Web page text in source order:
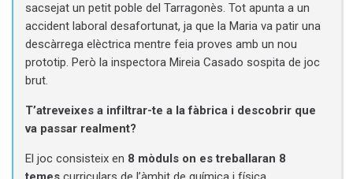
sacsejat un petit poble del Tarragonès. Tot apunta a un
accident laboral desafortunat, ja que la Maria va patir una
descàrrega elèctrica mentre feia proves amb un nou
prototip. Però la inspectora Mireia Casado sospita de joc
brut.
T’atreveixes a infiltrar-te a la fàbrica i descobrir que
va passar realment?
El joc consisteix en 8 mòduls on es treballaran 8